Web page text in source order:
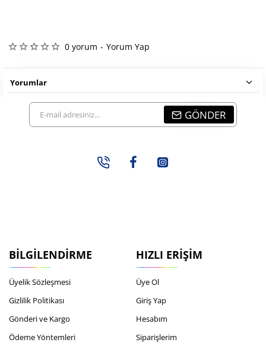
0 yorum - Yorum Yap
Yorumlar
E-
mail
GÖNDER
BILGILENDIRME
Üyelik Sözleşmesi
Gizlilik Politikası
Gönderi ve Kargo
Ödeme Yöntemleri
HIZLI ERIŞIM
Üye Ol
Giriş Yap
Hesabım
Siparişlerim